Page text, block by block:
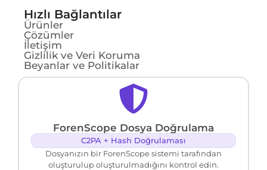
Hızlı Bağlantılar
Ürünler
Çözümler
İletişim
Gizlilik ve Veri Koruma
Beyanlar ve Politikalar
ForenScope Dosya Doğrulama
C2PA + Hash Doğrulaması
Dosyanızın bir ForenScope sistemi tarafından
oluşturulup oluşturulmadığını kontrol edin.